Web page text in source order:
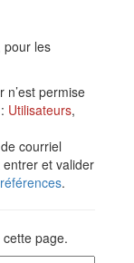
pour les
n’est permise
Utilisateurs,
courriel
et valider
.
page.